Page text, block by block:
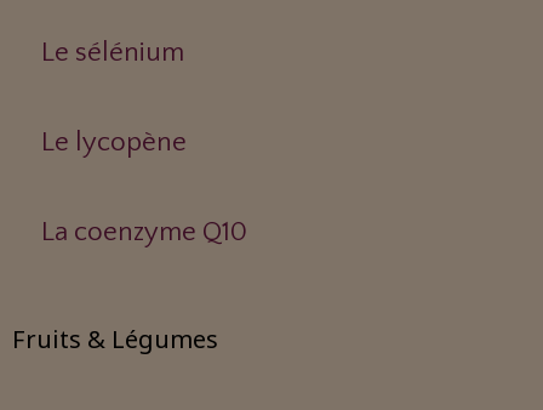
Le sélénium
Le lycopène
La coenzyme Q10
Fruits & Légumes